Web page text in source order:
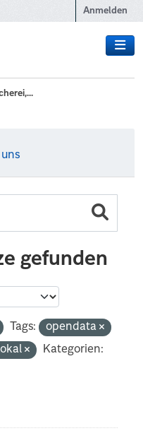
Anmelden
gefunden
Tags:
opendata
Kategorien: